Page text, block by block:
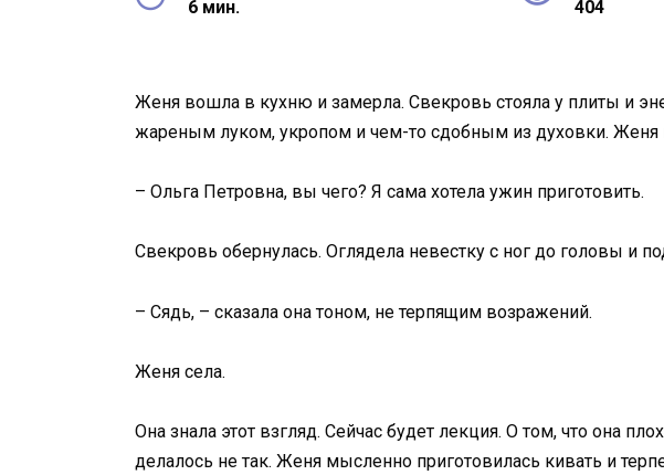
6 мин. 404
Женя вошла в кухню и замерла. Свекровь стояла у плиты и
жареным луком, укропом и чем-то сдобным из духовки. Женя
– Ольга Петровна, вы чего? Я сама хотела ужин приготовить.
Свекровь обернулась. Оглядела невестку с ног до головы и
– Сядь, – сказала она тоном, не терпящим возражений.
Женя села.
Она знала этот взгляд. Сейчас будет лекция. О том, что она
делалось не так. Женя мысленно приготовилась кивать и